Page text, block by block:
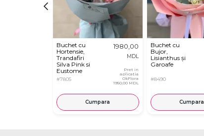
Buchet cu
Hortensie,
Trandafiri
Silva Pink si
Eustome
#7805
1980,00
MDL
Pret in
aplicatia
OkFlora
1950,00 MDL
Cumpara
Buchet cu
Bujor,
Lisianthus și
Garoafe
#8490
Cumpara